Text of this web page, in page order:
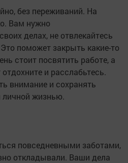
без переживаний. На
Вам нужно
делах, не отвлекайтесь
поможет закрыть какие-то
стоит посвятить работе, а
и расслабьтесь.
внимание и сохранять
личной жизнью.
повседневными заботами,
откладывали. Ваши дела